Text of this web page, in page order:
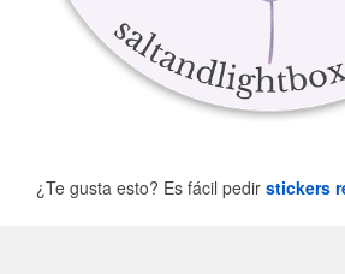
¿Te gusta esto? Es fácil pedir stickers